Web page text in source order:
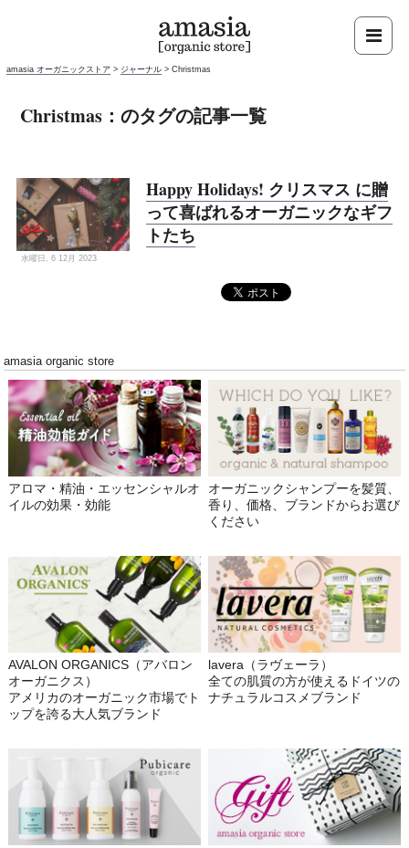
amasia オーガニックストア > ジャーナル >Christmas
Christmas：のタグの記事一覧
Happy Holidays! クリスマス に贈
って喜ばれるオーガニックなギフ
トたち
水曜日, 6 12月 2023
amasia organic store
アロマ・精油・エッセンシャルオ
イルの効果・効能
オーガニックシャンプーを髪質、
香り、価格、ブランドからお選び
ください
AVALON ORGANICS（アバロン
オーガニクス）
アメリカのオーガニック市場でト
ップを誇る大人気ブランド
lavera（ラヴェーラ）
全ての肌質の方が使えるドイツの
ナチュラルコスメブランド